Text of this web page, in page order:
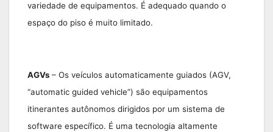
variedade de equipamentos. É adequado quando o
espaço do piso é muito limitado.
AGVs – Os veículos automaticamente guiados (AGV,
“automatic guided vehicle”) são equipamentos
itinerantes autônomos dirigidos por um sistema de
software específico. É uma tecnologia altamente